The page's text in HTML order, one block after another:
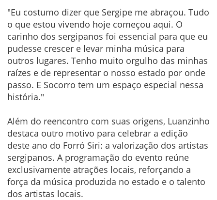
"Eu costumo dizer que Sergipe me abraçou. Tudo
o que estou vivendo hoje começou aqui. O
carinho dos sergipanos foi essencial para que eu
pudesse crescer e levar minha música para
outros lugares. Tenho muito orgulho das minhas
raízes e de representar o nosso estado por onde
passo. E Socorro tem um espaço especial nessa
história."
Além do reencontro com suas origens, Luanzinho
destaca outro motivo para celebrar a edição
deste ano do Forró Siri: a valorização dos artistas
sergipanos. A programação do evento reúne
exclusivamente atrações locais, reforçando a
força da música produzida no estado e o talento
dos artistas locais.